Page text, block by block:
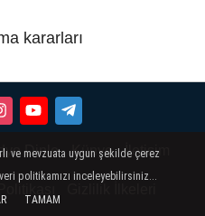
kararları
Dinle Künye İletişim
ve mevzuata uygun şekilde çerez
politikamızı inceleyebilirsiniz...
TAMAM